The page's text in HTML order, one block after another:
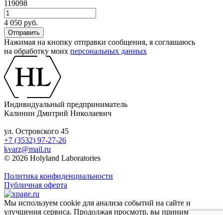
119098
4 050 руб.
Нажимая на кнопку отправки сообщения, я соглашаюсь
на обработку моих персональных данных
Индивидуальный предприниматель
Калинин Дмитрий Николаевич
ул. Островского 45
+7 (3532) 97-27-26
kvarz@mail.ru
© 2026 Holyland Laboratories
Политика конфиденциальности
Публичная оферта
Мы используем cookie для анализа событий на сайте и
улучшения сервиса. Продолжая просмотр, вы принимаете